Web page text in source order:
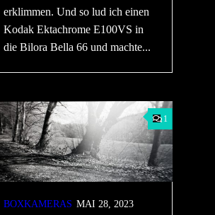
erklimmen. Und so lud ich einen
Kodak Ektachrome E100VS in
die Bilora Bella 66 und machte...
1
BOXKAMERAS MAI 28, 2023